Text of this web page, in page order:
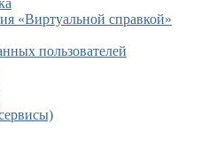
«Виртуальной справкой»
пользователей